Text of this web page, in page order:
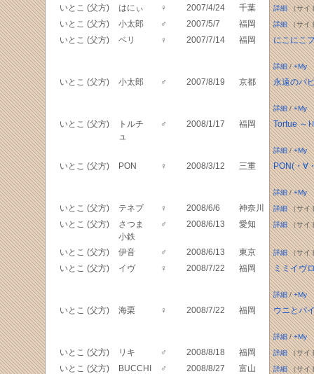
いとこ (父方) はにぃ ♀ 2007/4/24 千葉 詳細（サイ
いとこ (父方) 小太郎 ♂ 2007/5/7 福岡 詳細（サイ
いとこ (父方) ベリ ♀ 2007/7/14 福岡 にこにこ
詳細/+My
いとこ (父方) 小太郎 ♂ 2007/8/19 京都 永遠のパ
詳細/+My
いとこ (父方)
トルチ
ュ
♂ 2008/1/17 福岡 Tortue ～ﾄ
詳細/+My
いとこ (父方) PON ♀ 2008/3/12 三重 PON(・∀
詳細/+My
いとこ (父方) テネブ ♀ 2008/6/6 神奈川 詳細（サイ
いとこ (父方)
さつま
小鉄
♂ 2008/6/13 愛知 詳細（サイ
いとこ (父方) 伊音 ♂ 2008/6/13 東京 詳細（サイ
いとこ (父方) イヴ ♀ 2008/7/22 福岡 ミミイヴ
詳細/+My
いとこ (父方) 海栗 ♀ 2008/7/22 福岡 ウニとパ
詳細/+My
いとこ (父方) リキ ♂ 2008/8/18 福岡 詳細（サイ
いとこ (父方) BUCCHI ♂ 2008/8/27 富山 詳細（サイ